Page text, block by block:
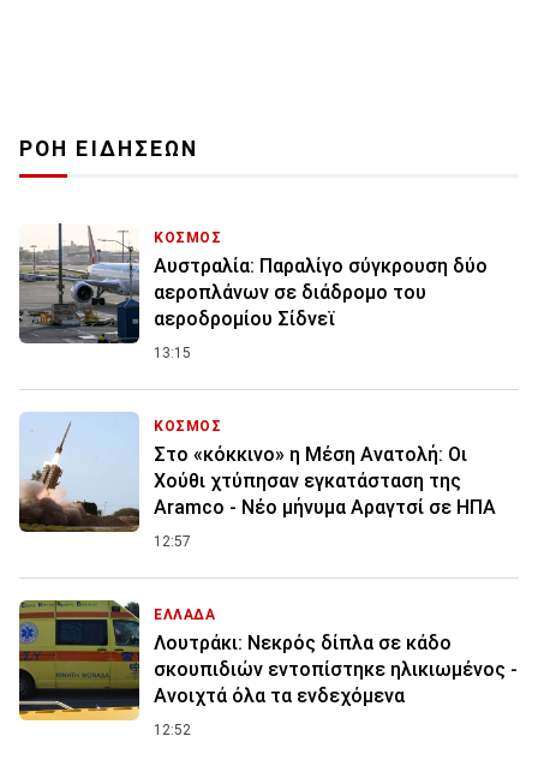
ΡΟΗ ΕΙΔΗΣΕΩΝ
ΚΟΣΜΟΣ
Αυστραλία: Παραλίγο σύγκρουση δύο
αεροπλάνων σε διάδρομο του
αεροδρομίου Σίδνεϊ
13:15
ΚΟΣΜΟΣ
Στο «κόκκινο» η Μέση Ανατολή: Οι
Χούθι χτύπησαν εγκατάσταση της
Aramco - Νέο μήνυμα Αραγτσί σε ΗΠΑ
12:57
ΕΛΛΑΔΑ
Λουτράκι: Νεκρός δίπλα σε κάδο
σκουπιδιών εντοπίστηκε ηλικιωμένος -
Ανοιχτά όλα τα ενδεχόμενα
12:52